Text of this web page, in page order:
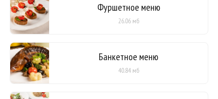
Фуршетное меню
26.06 мб
Банкетное меню
40.84 мб